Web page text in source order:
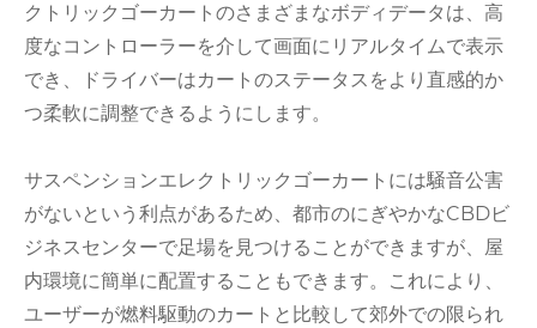
クトリックゴーカートのさまざまなボディデータは、高
度なコントローラーを介して画面にリアルタイムで表示
でき、ドライバーはカートのステータスをより直感的か
つ柔軟に調整できるようにします。
サスペンションエレクトリックゴーカートには騒音公害
がないという利点があるため、都市のにぎやかなCBDビ
ジネスセンターで足場を見つけることができますが、屋
内環境に簡単に配置することもできます。これにより、
ユーザーが燃料駆動のカートと比較して郊外での限られ